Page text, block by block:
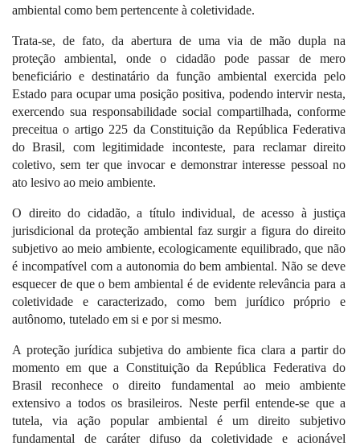
ambiental como bem pertencente à coletividade.
Trata-se, de fato, da abertura de uma via de mão dupla na
proteção ambiental, onde o cidadão pode passar de mero
beneficiário e destinatário da função ambiental exercida pelo
Estado para ocupar uma posição positiva, podendo intervir nesta,
exercendo sua responsabilidade social compartilhada, conforme
preceitua o artigo 225 da Constituição da República Federativa
do Brasil, com legitimidade inconteste, para reclamar direito
coletivo, sem ter que invocar e demonstrar interesse pessoal no
ato lesivo ao meio ambiente.
O direito do cidadão, a título individual, de acesso à justiça
jurisdicional da proteção ambiental faz surgir a figura do direito
subjetivo ao meio ambiente, ecologicamente equilibrado, que não
é incompatível com a autonomia do bem ambiental. Não se deve
esquecer de que o bem ambiental é de evidente relevância para a
coletividade e caracterizado, como bem jurídico próprio e
autônomo, tutelado em si e por si mesmo.
A proteção jurídica subjetiva do ambiente fica clara a partir do
momento em que a Constituição da República Federativa do
Brasil reconhece o direito fundamental ao meio ambiente
extensivo a todos os brasileiros. Neste perfil entende-se que a
tutela, via ação popular ambiental é um direito subjetivo
fundamental de caráter difuso da coletividade e acionável